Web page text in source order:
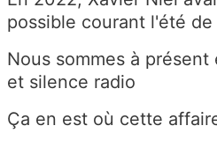
possible courant l'été
Nous sommes à
et silence radio
Ça en est où cette